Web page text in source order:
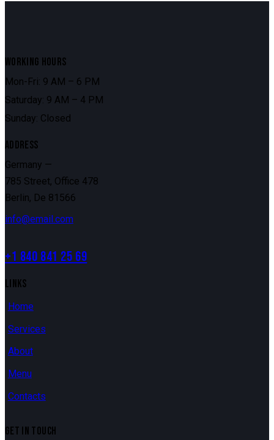
WORKING HOURS
Mon-Fri: 9 AM – 6 PM
Saturday: 9 AM – 4 PM
Sunday: Closed
ADDRESS
Germany —
785 Street, Office 478
Berlin, De 81566
info@email.com
+1 840 841 25 69
LINKS
Home
Services
About
Menu
Contacts
GET IN TOUCH